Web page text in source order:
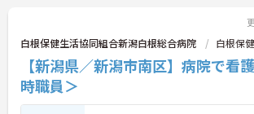
白根保健生活協同組合新潟白根総合病院 白根保
【新潟県／新潟市南区】病院で看
時職員＞